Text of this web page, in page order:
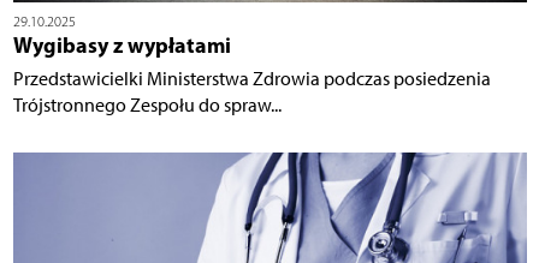
29.10.2025
Wygibasy z wypłatami
Przedstawicielki Ministerstwa Zdrowia podczas posiedzenia
Trójstronnego Zespołu do spraw...